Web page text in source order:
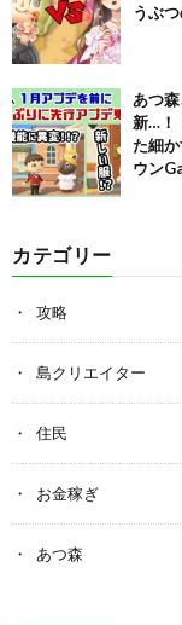
うぶつ
あつ
新…！
た細
ウン
カテゴリー
攻略
島クリエイター
住民
お金稼ぎ
あつ森